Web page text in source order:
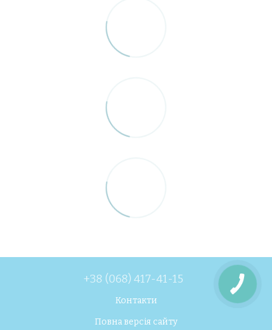
+38 (068) 417-41-15
Контакти
Повна версія сайту